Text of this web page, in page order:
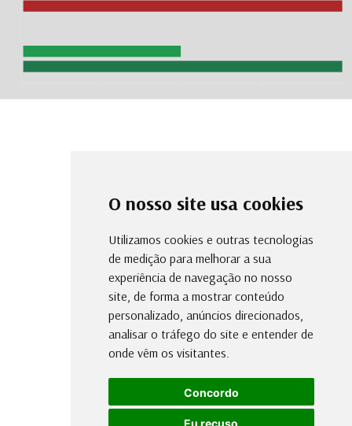
O nosso site usa cookies
Utilizamos cookies e outras tecnologias
de medição para melhorar a sua
experiência de navegação no nosso
site, de forma a mostrar conteúdo
personalizado, anúncios direcionados,
analisar o tráfego do site e entender de
onde vêm os visitantes.
Concordo
Eu recuso